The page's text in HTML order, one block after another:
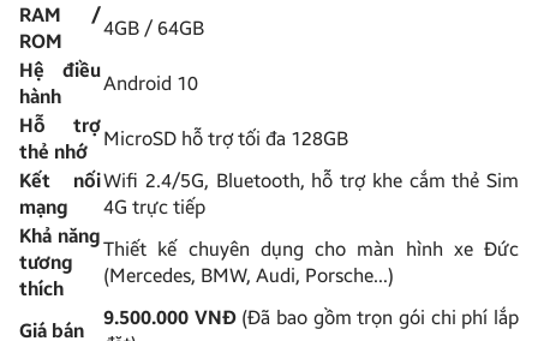
RAM /
ROM
4GB / 64GB
Hệ điều
hành
Android 10
Hỗ trợ
thẻ nhớ
MicroSD hỗ trợ tối đa 128GB
Kết nối
mạng
Wifi 2.4/5G, Bluetooth, hỗ trợ khe cắm thẻ Sim
4G trực tiếp
Khả năng
tương
thích
Thiết kế chuyên dụng cho màn hình xe Đức
(Mercedes, BMW, Audi, Porsche…)
Giá bán
9.500.000 VNĐ(Đã bao gồm trọn gói chi phí lắp